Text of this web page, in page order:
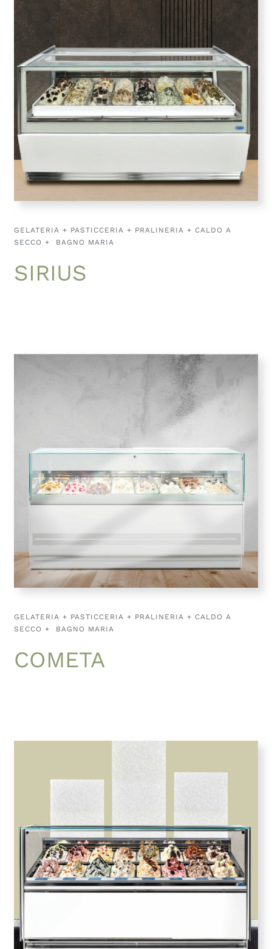
GELATERIA + PASTICCERIA + PRALINERIA + CALDO A
SECCO + BAGNO MARIA
SIRIUS
GELATERIA + PASTICCERIA + PRALINERIA + CALDO A
SECCO + BAGNO MARIA
COMETA